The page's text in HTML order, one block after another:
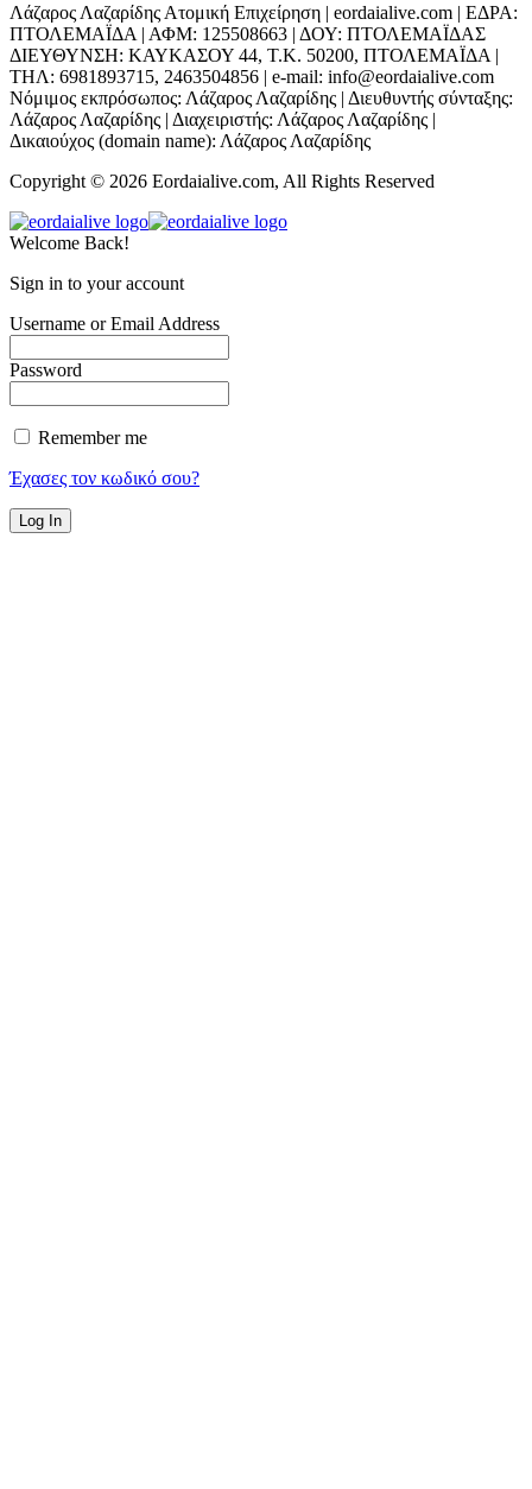
Λάζαρος Λαζαρίδης Ατομική Επιχείρηση | eordaialive.com | ΕΔΡΑ:
ΠΤΟΛΕΜΑΪΔΑ | ΑΦΜ: 125508663 | ΔΟΥ: ΠΤΟΛΕΜΑΪΔΑΣ
ΔΙΕΥΘΥΝΣΗ: ΚΑΥΚΑΣΟΥ 44, Τ.Κ. 50200, ΠΤΟΛΕΜΑΪΔΑ |
ΤΗΛ: 6981893715, 2463504856 | e-mail: info@eordaialive.com
Νόμιμος εκπρόσωπος: Λάζαρος Λαζαρίδης | Διευθυντής σύνταξης:
Λάζαρος Λαζαρίδης | Διαχειριστής: Λάζαρος Λαζαρίδης |
Δικαιούχος (domain name): Λάζαρος Λαζαρίδης
Copyright © 2026 Eordaialive.com, All Rights Reserved
Welcome Back!
Sign in to your account
Username or Email Address
Password
Remember me
Έχασες τον κωδικό σου?